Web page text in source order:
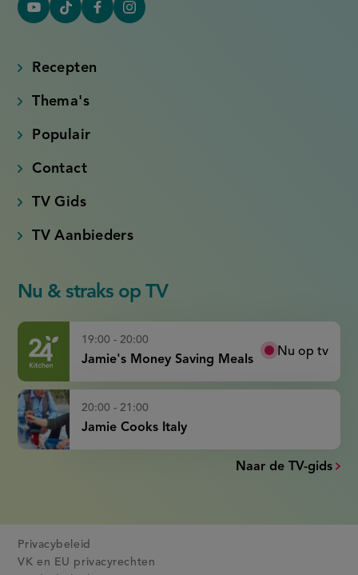
YouTube
link)
Tiktok
link)
FacebookInstagram
Recepten
Thema's
Populair
Contact
TV Gids
TV Aanbieders
Nu & straks op TV
19:00 - 20:00
Jamie's Money Saving Meals
Nu op tv
20:00 - 21:00
Jamie Cooks Italy
Naar de TV-gids
Privacybeleid
VK en EU privacyrechten